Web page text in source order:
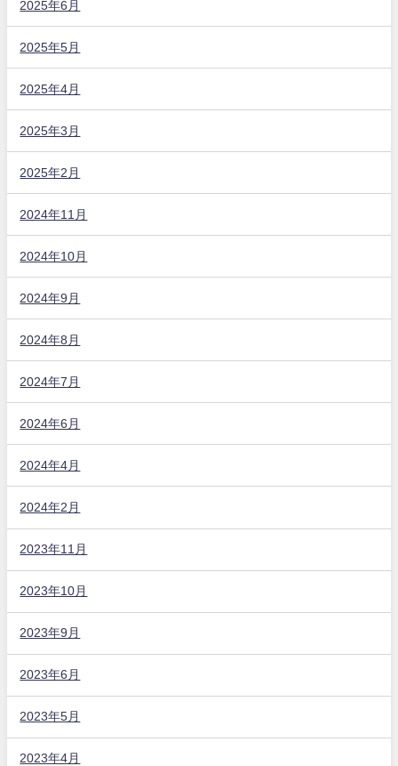
2025年6月
2025年5月
2025年4月
2025年3月
2025年2月
2024年11月
2024年10月
2024年9月
2024年8月
2024年7月
2024年6月
2024年4月
2024年2月
2023年11月
2023年10月
2023年9月
2023年6月
2023年5月
2023年4月